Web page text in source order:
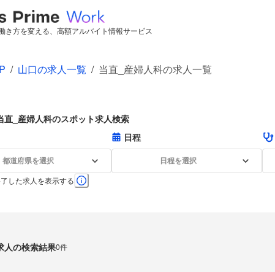
き方を変える、高額アルバイト情報サービス
/ 山口の求人一覧 / 当直_産婦人科の求人一覧
直_産婦人科のスポット求人検索
都道府県を選択
日程
日程を選択
した求人を表示する
人の検索結果0件